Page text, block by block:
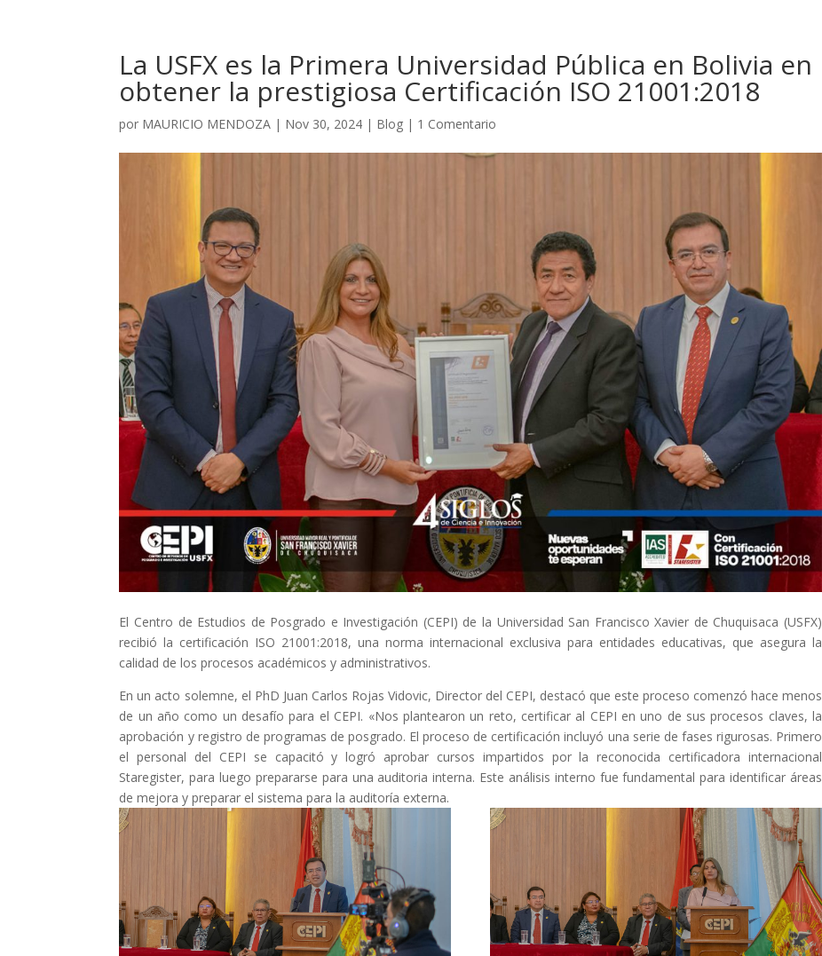
La USFX es la Primera Universidad Pública en Bolivia en
obtener la prestigiosa Certificación ISO 21001:2018
por MAURICIO MENDOZA | Nov 30, 2024 | Blog | 1 Comentario
El Centro de Estudios de Posgrado e Investigación (CEPI) de la Universidad San Francisco Xavier de Chuquisaca (USFX)
recibió la certificación ISO 21001:2018, una norma internacional exclusiva para entidades educativas, que asegura la
calidad de los procesos académicos y administrativos.
En un acto solemne, el PhD Juan Carlos Rojas Vidovic, Director del CEPI, destacó que este proceso comenzó hace menos
de un año como un desafío para el CEPI. «Nos plantearon un reto, certificar al CEPI en uno de sus procesos claves, la
aprobación y registro de programas de posgrado. El proceso de certificación incluyó una serie de fases rigurosas. Primero
el personal del CEPI se capacitó y logró aprobar cursos impartidos por la reconocida certificadora internacional
Staregister, para luego prepararse para una auditoria interna. Este análisis interno fue fundamental para identificar áreas
de mejora y preparar el sistema para la auditoría externa.